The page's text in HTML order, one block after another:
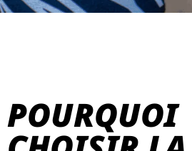
POURQUOI